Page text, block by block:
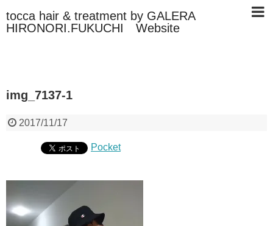
tocca hair & treatment by GALERA
HIRONORI.FUKUCHI Website
img_7137-1
2017/11/17
Pocket